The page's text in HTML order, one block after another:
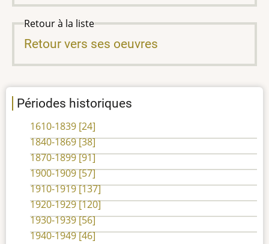
Retour à la liste
Retour vers ses oeuvres
Périodes historiques
1610-1839 [24]
1840-1869[38]
1870-1899[91]
1900-1909[57]
1910-1919[137]
1920-1929[120]
1930-1939[56]
1940-1949[46]